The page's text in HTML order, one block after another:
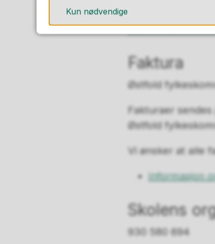
Slik finner du
Faktura
Østfold
Fakturaer
Østfold
Vi ønsker at alle
Informasjon
Skolens
930 580 694
Kun nødvendige